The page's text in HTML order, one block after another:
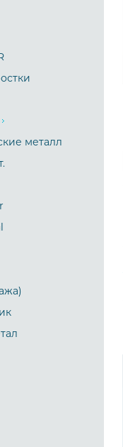
металл